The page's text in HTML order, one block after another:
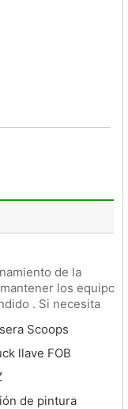
de la
los equipos
. Si necesita
Scoops
llave FOB
de pintura